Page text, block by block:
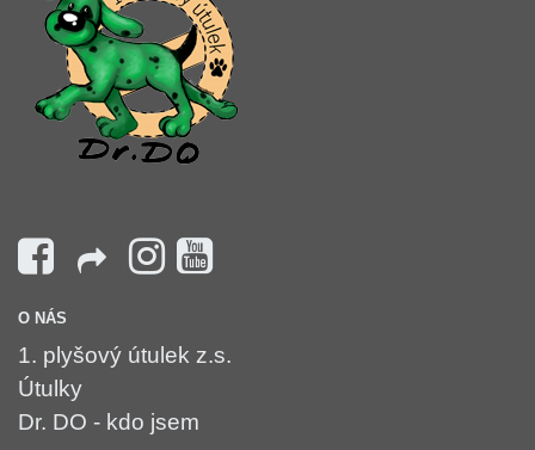
O NÁS
1. plyšový útulek z.s.
Útulky
Dr. DO - kdo jsem